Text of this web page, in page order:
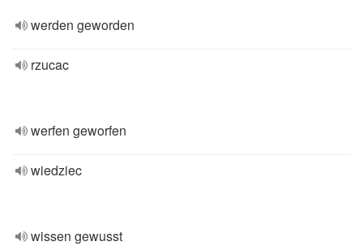
werden geworden
rzucac
werfen geworfen
wiedziec
wissen gewusst